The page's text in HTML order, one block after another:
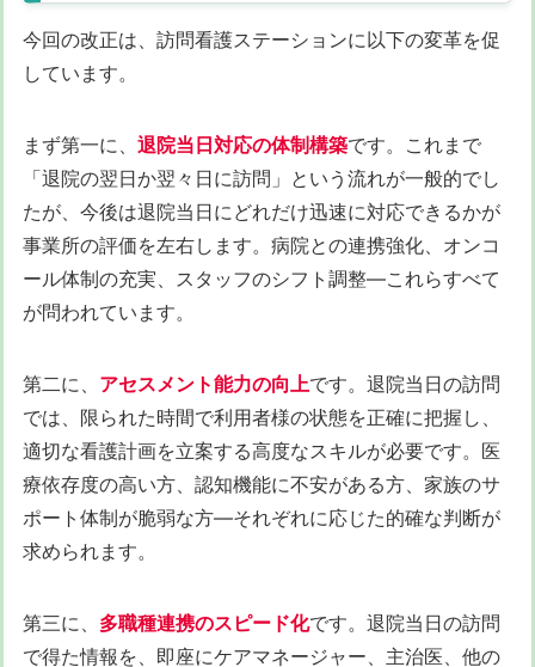
今回の改正は、訪問看護ステーションに以下の変革を促
しています。
まず第一に、 退院当日対応の体制構築です。これまで
「退院の翌日か翌々日に訪問」という流れが一般的でし
たが、今後は退院当日にどれだけ迅速に対応できるかが
事業所の評価を左右します。病院との連携強化、オンコ
ール体制の充実、スタッフのシフト調整—これらすべて
が問われています。
第二に、 アセスメント能力の向上です。退院当日の訪問
では、限られた時間で利用者様の状態を正確に把握し、
適切な看護計画を立案する高度なスキルが必要です。医
療依存度の高い方、認知機能に不安がある方、家族のサ
ポート体制が脆弱な方—それぞれに応じた的確な判断が
求められます。
第三に、 多職種連携のスピード化です。退院当日の訪問
で得た情報を、即座にケアマネージャー、主治医、他の